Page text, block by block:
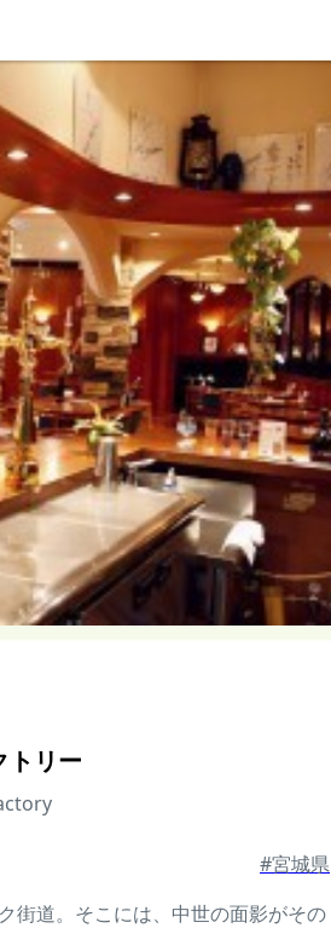
トリー
#宮城県
街道。そこには、中世の面影がその